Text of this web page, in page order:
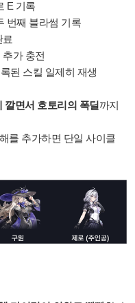
E 기록
번째 블라썸 기록
료
추가 충전
된 스킬 일제히 재생
깔면서 호토리의 폭딜까지
를 추가하면 단일 사이클